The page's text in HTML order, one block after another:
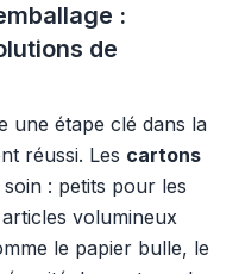
:
de
une étape clé dans la
réussi. Les cartons
: petits pour les
volumineux
le papier bulle, le